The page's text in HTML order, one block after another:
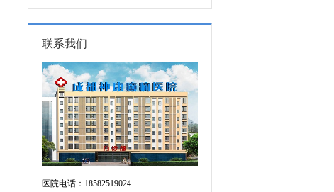
出现哪些症状?
联系我们
医院电话：18582519024